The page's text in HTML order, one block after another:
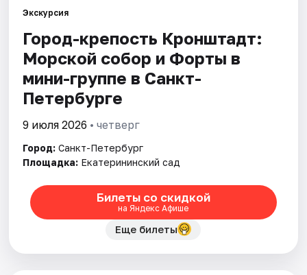
Города
Площадки
Артисты
Рейтинги
Экскурсия
Город-крепость Кронштадт:
Морской собор и Форты в
мини-группе в Санкт-
Петербурге
9 июля 2026 • четверг
Город: Санкт-Петербург
Площадка: Екатерининский сад
Билеты со скидкой
на Яндекс Афише
Еще билеты